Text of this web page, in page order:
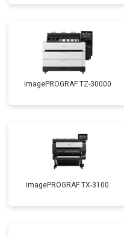
imagePROGRAF TZ-30000
imagePROGRAF TX-3100